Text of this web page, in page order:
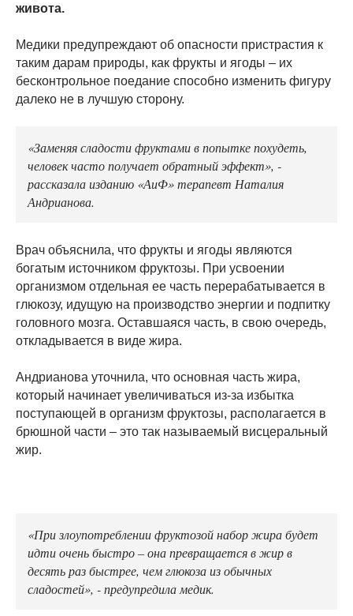
живота.
Медики предупреждают об опасности пристрастия к
таким дарам природы, как фрукты и ягоды – их
бесконтрольное поедание способно изменить фигуру
далеко не в лучшую сторону.
«Заменяя сладости фруктами в попытке похудеть,
человек часто получает обратный эффект», -
рассказала изданию «АиФ» терапевт Наталия
Андрианова.
Врач объяснила, что фрукты и ягоды являются
богатым источником фруктозы. При усвоении
организмом отдельная ее часть перерабатывается в
глюкозу, идущую на производство энергии и подпитку
головного мозга. Оставшаяся часть, в свою очередь,
откладывается в виде жира.
Андрианова уточнила, что основная часть жира,
который начинает увеличиваться из-за избытка
поступающей в организм фруктозы, располагается в
брюшной части – это так называемый висцеральный
жир.
«При злоупотреблении фруктозой набор жира будет
идти очень быстро – она превращается в жир в
десять раз быстрее, чем глюкоза из обычных
сладостей», - предупредила медик.